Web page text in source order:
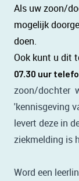
Als uw zoon/
mogelijk
doen.
Ook kunt u dit
07.30 uur
zoon/dochter
'kennisgeving
levert deze in
ziekmelding is
Word een